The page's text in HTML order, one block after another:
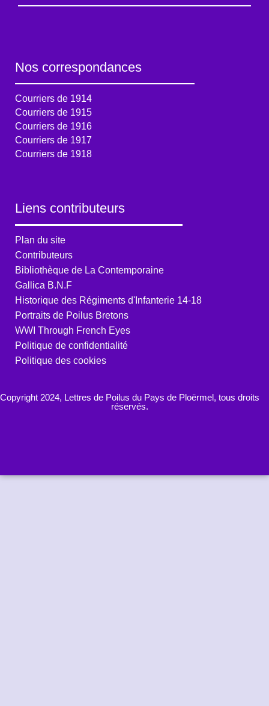
Nos correspondances
Courriers de 1914
Courriers de 1915
Courriers de 1916
Courriers de 1917
Courriers de 1918
Liens contributeurs
Plan du site
Contributeurs
Bibliothèque de La Contemporaine
Gallica B.N.F
Historique des Régiments d'Infanterie 14-18
Portraits de Poilus Bretons
WWI Through French Eyes
Politique de confidentialité
Politique des cookies
Copyright 2024, Lettres de Poilus du Pays de Ploërmel, tous droits
réservés.